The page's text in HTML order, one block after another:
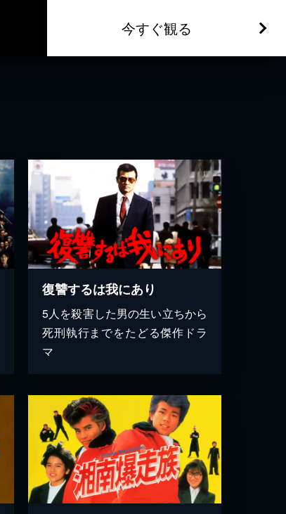
今すぐ観る
復讐するは我にあり
5人を殺害した男の生い立ちから
死刑執行までをたどる傑作ドラ
マ